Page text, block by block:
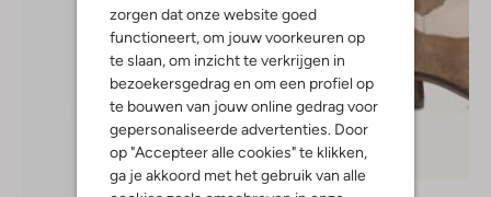
zorgen dat onze website goed
functioneert, om jouw voorkeuren op
te slaan, om inzicht te verkrijgen in
bezoekersgedrag en om een profiel op
te bouwen van jouw online gedrag voor
gepersonaliseerde advertenties. Door
op "Accepteer alle cookies" te klikken,
ga je akkoord met het gebruik van alle
-40%